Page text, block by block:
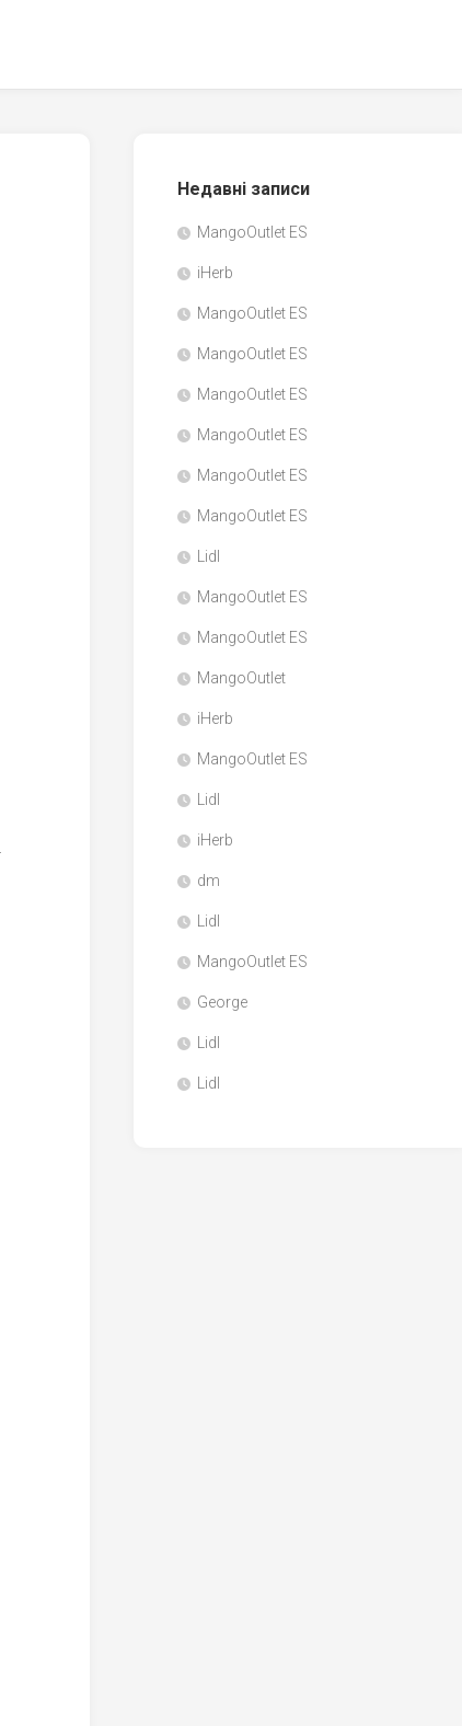
Недавні записи
MangoOutlet ES
iHerb
MangoOutlet ES
MangoOutlet ES
MangoOutlet ES
MangoOutlet ES
MangoOutlet ES
MangoOutlet ES
Lidl
MangoOutlet ES
MangoOutlet ES
MangoOutlet
iHerb
MangoOutlet ES
Lidl
iHerb
dm
Lidl
MangoOutlet ES
George
Lidl
Lidl